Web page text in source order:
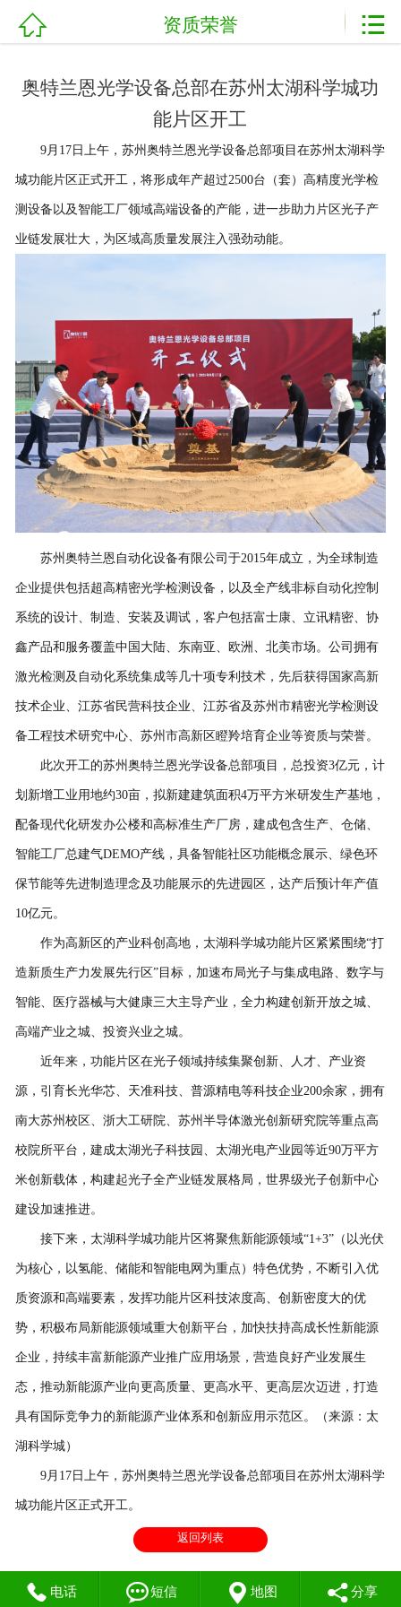
新闻资讯
基地展示
客户案例
农业技术
服务流程
联系我们
加盟电话：
 资质荣誉 
奥特兰恩光学设备总部在苏州太湖科学城功
能片区开工
9月17日上午，苏州奥特兰恩光学设备总部项目在苏州太湖科学
城功能片区正式开工，将形成年产超过2500台（套）高精度光学检
测设备以及智能工厂领域高端设备的产能，进一步助力片区光子产
业链发展壮大，为区域高质量发展注入强劲动能。
苏州奥特兰恩自动化设备有限公司于2015年成立，为全球制造
企业提供包括超高精密光学检测设备，以及全产线非标自动化控制
系统的设计、制造、安装及调试，客户包括富士康、立讯精密、协
鑫产品和服务覆盖中国大陆、东南亚、欧洲、北美市场。公司拥有
激光检测及自动化系统集成等几十项专利技术，先后获得国家高新
技术企业、江苏省民营科技企业、江苏省及苏州市精密光学检测设
备工程技术研究中心、苏州市高新区瞪羚培育企业等资质与荣誉。
此次开工的苏州奥特兰恩光学设备总部项目，总投资3亿元，计
划新增工业用地约30亩，拟新建建筑面积4万平方米研发生产基地，
配备现代化研发办公楼和高标准生产厂房，建成包含生产、仓储、
智能工厂总建气DEMO产线，具备智能社区功能概念展示、绿色环
保节能等先进制造理念及功能展示的先进园区，达产后预计年产值
10亿元。
作为高新区的产业科创高地，太湖科学城功能片区紧紧围绕“打
造新质生产力发展先行区”目标，加速布局光子与集成电路、数字与
智能、医疗器械与大健康三大主导产业，全力构建创新开放之城、
高端产业之城、投资兴业之城。
近年来，功能片区在光子领域持续集聚创新、人才、产业资
源，引育长光华芯、天准科技、普源精电等科技企业200余家，拥有
南大苏州校区、浙大工研院、苏州半导体激光创新研究院等重点高
校院所平台，建成太湖光子科技园、太湖光电产业园等近90万平方
米创新载体，构建起光子全产业链发展格局，世界级光子创新中心
建设加速推进。
接下来，太湖科学城功能片区将聚焦新能源领域“1+3”（以光伏
为核心，以氢能、储能和智能电网为重点）特色优势，不断引入优
质资源和高端要素，发挥功能片区科技浓度高、创新密度大的优
势，积极布局新能源领域重大创新平台，加快扶持高成长性新能源
企业，持续丰富新能源产业推广应用场景，营造良好产业发展生
态，推动新能源产业向更高质量、更高水平、更高层次迈进，打造
具有国际竞争力的新能源产业体系和创新应用示范区。（来源：太
湖科学城）
9月17日上午，苏州奥特兰恩光学设备总部项目在苏州太湖科学
城功能片区正式开工。
返回列表
 电话 短信  地图 分享